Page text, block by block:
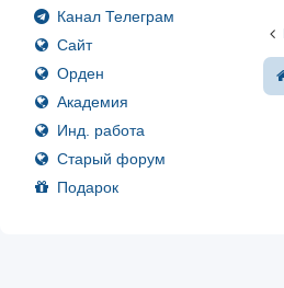
Канал Телеграм
Сайт
Орден
Академия
Инд. работа
Старый форум
Подарок